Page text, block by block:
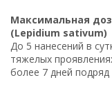
Максимальная
(Lepidium sativum)
До 5 нанесений в
тяжелых
более 7 дней подряд